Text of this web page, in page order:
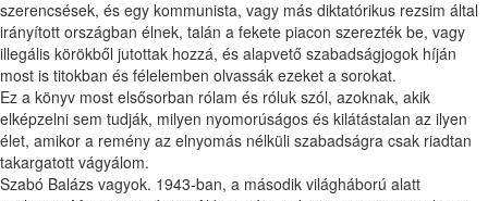
szerencsések, és egy kommunista, vagy más diktatórikus rezsim által
irányított országban élnek, talán a fekete piacon szerezték be, vagy
illegális körökből jutottak hozzá, és alapvető szabadságjogok híján
most is titokban és félelemben olvassák ezeket a sorokat.
Ez a könyv most elsősorban rólam és róluk szól, azoknak, akik
elképzelni sem tudják, milyen nyomorúságos és kilátástalan az ilyen
élet, amikor a remény az elnyomás nélküli szabadságra csak riadtan
takargatott vágyálom.
Szabó Balázs vagyok. 1943-ban, a második világháború alatt